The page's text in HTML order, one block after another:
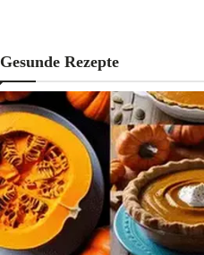
Gesunde Rezepte